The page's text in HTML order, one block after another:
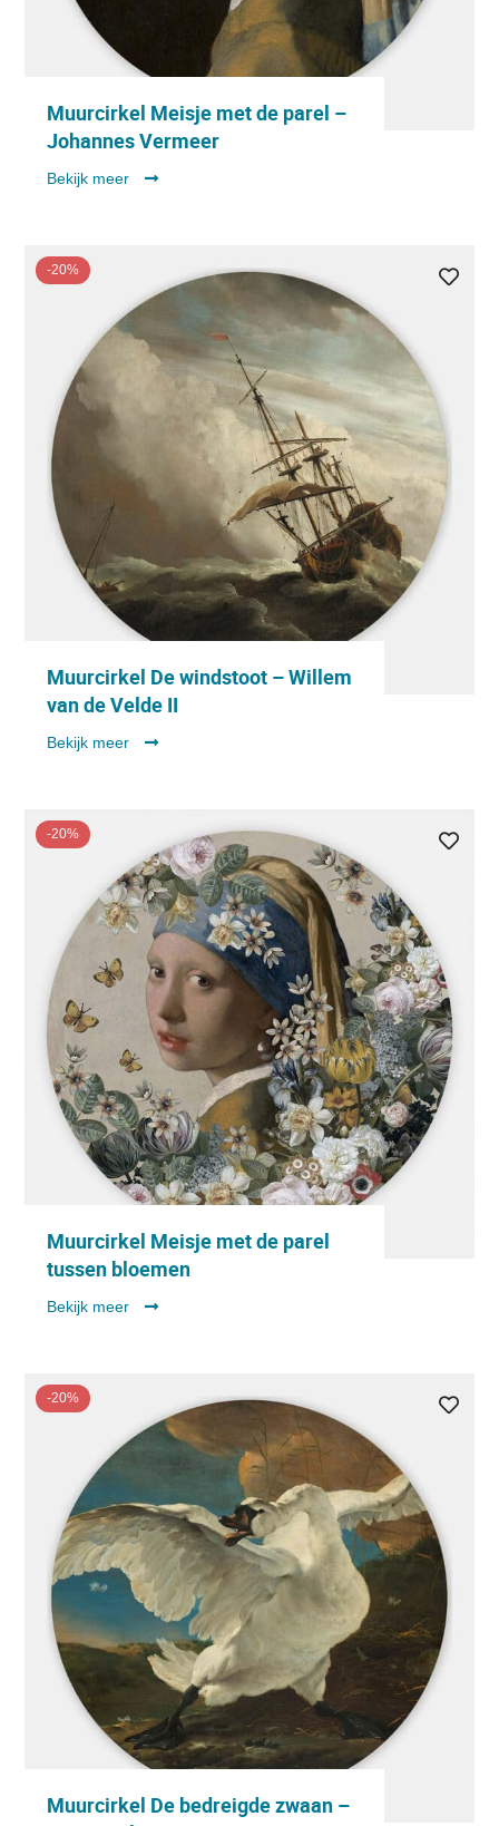
Muurcirkel Meisje met de parel –
Johannes Vermeer
Bekijk meer
-20%
Muurcirkel De windstoot – Willem
van de Velde II
Bekijk meer
-20%
Muurcirkel Meisje met de parel
tussen bloemen
Bekijk meer
-20%
Muurcirkel De bedreigde zwaan –